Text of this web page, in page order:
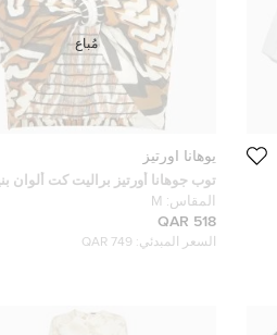
يوهانا اورتيز
توب جوهانا أورتيز براليت كت ألوان
مطبوعة كت زبدي حجم متوسط
المقاس: M
518 QAR
السعر المبدئي: 749 QAR
مُباع